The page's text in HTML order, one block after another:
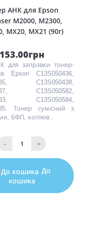
АНК для Epson
M2000, M2300,
MX20, MX21 (90г)
153.00грн
для заправки тонер-
Epson C13S050436,
C13S050438,
C13S050582,
C13S050584,
Тонер сумісний з
БФП, копіюв..
- +
До
кошика